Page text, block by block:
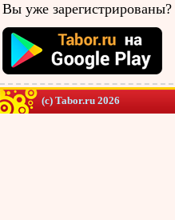
Вы уже зарегистрированы?
(c) Tabor.ru 2026